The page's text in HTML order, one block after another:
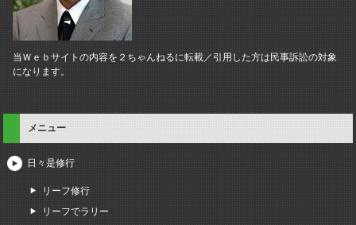
当Ｗｅｂサイトの内容を２ちゃんねるに転載／引用した方は民事訴訟の対象
になります。
メニュー
日々是修行
リーフ修行
リーフでラリー